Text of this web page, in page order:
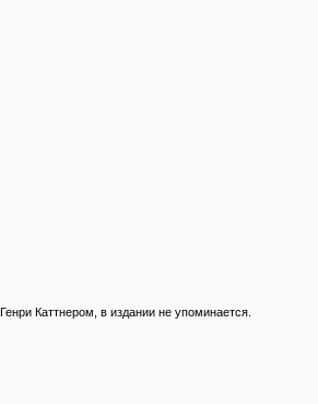
Каттнером, в издании не упоминается.